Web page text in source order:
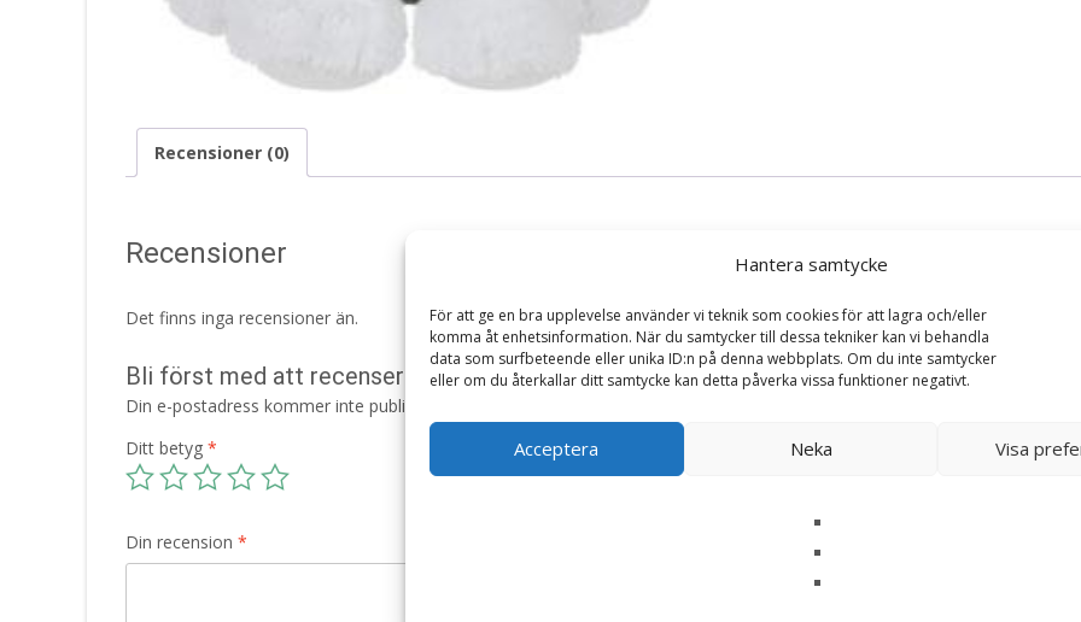
Hantera samtycke
För att ge en bra upplevelse använder vi teknik som cookies för att lagra och/eller
komma åt enhetsinformation. När du samtycker till dessa tekniker kan vi behandla
data som surfbeteende eller unika ID:n på denna webbplats. Om du inte samtycker
eller om du återkallar ditt samtycke kan detta påverka vissa funktioner negativt.
Acceptera Neka Visa
Recensioner (0)
Recensioner
Det finns inga recensioner än.
Bli först med att recensera ”Beanie Boos Slush (Hund) – TY Gosedjur”
Din e-postadress kommer inte publiceras.
Ditt betyg *
Din recension *